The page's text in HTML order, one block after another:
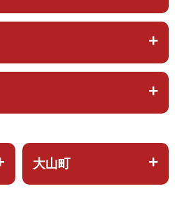
大山町